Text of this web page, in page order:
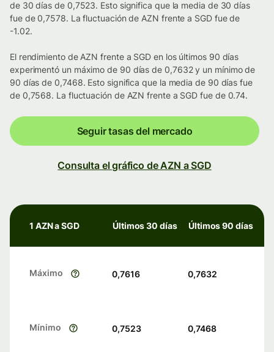
de 30 días de 0,7523. Esto significa que la media de 30 días
fue de 0,7578. La fluctuación de AZN frente a SGD fue de
-1.02.
El rendimiento de AZN frente a SGD en los últimos 90 días
experimentó un máximo de 90 días de 0,7632 y un mínimo de
90 días de 0,7468. Esto significa que la media de 90 días fue
de 0,7568. La fluctuación de AZN frente a SGD fue de 0.74.
Seguir tasas del mercado
Consulta el gráfico de AZN a SGD
1 AZN a SGD Últimos 30 días Últimos 90 días
Máximo 0,7616 0,7632
Mínimo 0,7523 0,7468